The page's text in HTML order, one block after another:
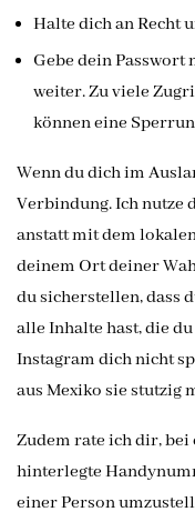
Halte dich an Recht
Gebe dein Passwort
weiter. Zu viele
können eine
Wenn du dich im
Verbindung. Ich nutze
anstatt mit dem
deinem Ort deiner
du sicherstellen, dass
alle Inhalte hast, die
Instagram dich nicht
aus Mexiko sie stutzig
Zudem rate ich dir,
hinterlegte
einer Person